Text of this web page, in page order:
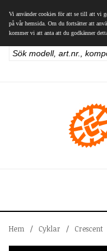
Vi använder cookies för att se till att vi
på vår hemsida. Om du fortsätter att
kommer vi att anta att du godkänner
Hem / Cyklar / Crescent